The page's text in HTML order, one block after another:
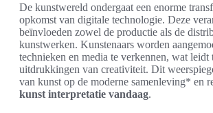
De kunstwereld ondergaat een enorme
opkomst van digitale technologie. Deze
beïnvloeden zowel de productie als de
kunstwerken. Kunstenaars worden
technieken en media te verkennen, wat leidt
uitdrukkingen van creativiteit. Dit
van kunst op de moderne samenleving* en
kunst interpretatie vandaag.